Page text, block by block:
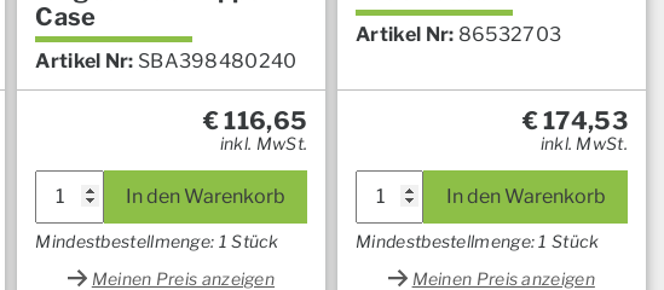
Case
Artikel Nr: SBA398480240
€116,65
inkl. MwSt.
In den Warenkorb
Mindestbestellmenge: 1 Stück
Meinen Preis anzeigen
Artikel Nr: 86532703
€174,53
inkl. MwSt.
In den Warenkorb
Mindestbestellmenge: 1 Stück
Meinen Preis anzeigen